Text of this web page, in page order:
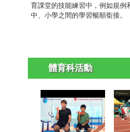
育課堂的技能練習中，例如規例
中、小學之間的學習暢順銜接。
體育科活動